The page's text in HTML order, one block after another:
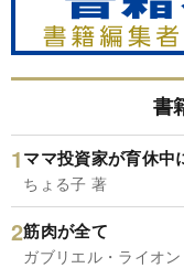
書
ママ投資家が育休中
ちょる子 著
筋肉が全て
ガブリエル・ライオ